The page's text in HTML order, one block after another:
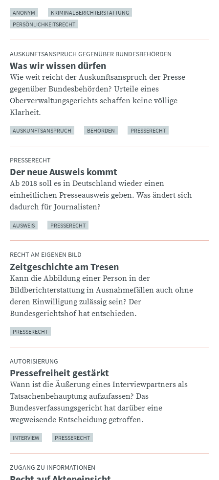
ANONYM
KRIMINALBERICHTERSTATTUNG
PERSÖNLICHKEITSRECHT
AUSKUNFTSANSPRUCH GEGENÜBER BUNDESBEHÖRDEN
:Was wir wissen dürfen
Wie weit reicht der Auskunftsanspruch der Presse
gegenüber Bundesbehörden? Urteile eines
Oberverwaltungsgerichts schaffen keine völlige
Klarheit.
AUSKUNFTSANSPRUCH BEHÖRDEN PRESSERECHT
PRESSERECHT
:Der neue Ausweis kommt
Ab 2018 soll es in Deutschland wieder einen
einheitlichen Presseausweis geben. Was ändert sich
dadurch für Journalisten?
AUSWEIS PRESSERECHT
RECHT AM EIGENEN BILD
:
Zeitgeschichte am Tresen
Kann die Abbildung einer Person in der
Bildberichterstattung in Ausnahmefällen auch ohne
deren Einwilligung zulässig sein? Der
Bundesgerichtshof hat entschieden.
PRESSERECHT
AUTORISIERUNG
:Pressefreiheit gestärkt
Wann ist die Äußerung eines Interviewpartners als
Tatsachenbehauptung aufzufassen? Das
Bundesverfassungsgericht hat darüber eine
wegweisende Entscheidung getroffen.
INTERVIEW PRESSERECHT
ZUGANG ZU INFORMATIONEN